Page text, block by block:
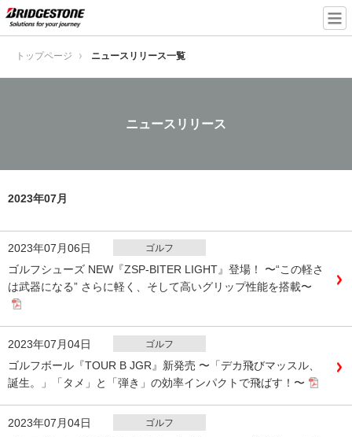
トップページ ニュースリリース一覧
ニュースリリース
2023年07月
2023年07月06日 ゴルフ
ゴルフシューズ NEW『ZSP‐BITER LIGHT』登場！ 〜“この軽さ
は武器になる” さらに軽く、そして高いグリップ性能を搭載〜
2023年07月04日 ゴルフ
ゴルフボール『TOUR B JGR』新発売 〜「デカ飛びマッスル、
誕生。」「タメ」と「弾き」の効率インパクトで飛ばす！〜
2023年07月04日 ゴルフ